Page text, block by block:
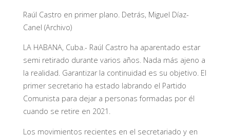
Raúl Castro en primer plano. Detrás, Miguel Díaz-
Canel (Archivo)
LA HABANA, Cuba.- Raúl Castro ha aparentado estar
semi retirado durante varios años. Nada más ajeno a
la realidad. Garantizar la continuidad es su objetivo. El
primer secretario ha estado labrando el Partido
Comunista para dejar a personas formadas por él
cuando se retire en 2021.
Los movimientos recientes en el secretariado y en